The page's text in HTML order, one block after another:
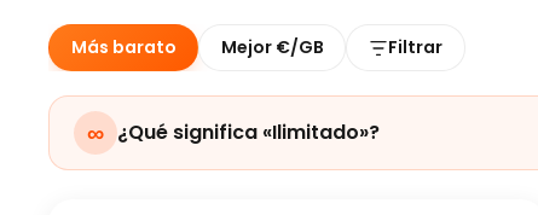
Más barato Mejor €/GB Filtrar
∞ ¿Qué significa «Ilimitado»?